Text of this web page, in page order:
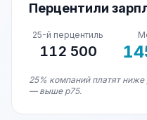
Перцентили
25-й перцентиль
112 500
25% компаний платят
— выше p75.